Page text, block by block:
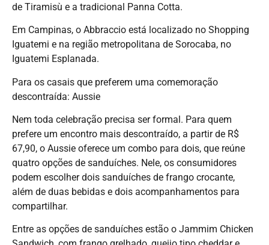
de Tiramisù e a tradicional Panna Cotta.
Em Campinas, o Abbraccio está localizado no Shopping
Iguatemi e na região metropolitana de Sorocaba, no
Iguatemi Esplanada.
Para os casais que preferem uma comemoração
descontraída: Aussie
Nem toda celebração precisa ser formal. Para quem
prefere um encontro mais descontraído, a partir de R$
67,90, o Aussie oferece um combo para dois, que reúne
quatro opções de sanduíches. Nele, os consumidores
podem escolher dois sanduíches de frango crocante,
além de duas bebidas e dois acompanhamentos para
compartilhar.
Entre as opções de sanduíches estão o Jammim Chicken